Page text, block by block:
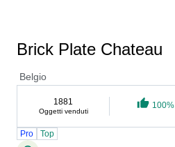
Brick Plate Chateau
Belgio
1881
Oggetti venduti
100%
Pro Top